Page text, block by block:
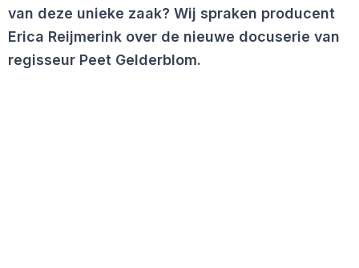
van deze unieke zaak? Wij spraken producent
Erica Reijmerink over de nieuwe docuserie van
regisseur Peet Gelderblom.